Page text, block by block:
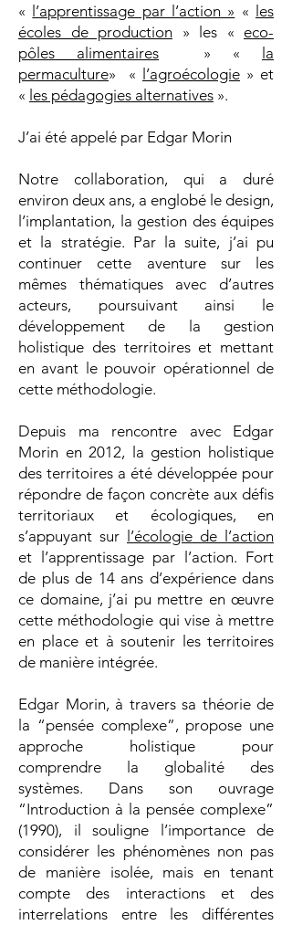
«
l’apprentissage par l’action » «
les
écoles de production » les « eco-
pôles alimentaires » «
la
permaculture» « l’agroécologie » et
« les pédagogies alternatives ».
J’ai été appelé par Edgar Morin
Notre collaboration, qui a duré
environ deux ans, a englobé le design,
l’implantation, la gestion des équipes
et la stratégie. Par la suite, j’ai pu
continuer cette aventure sur les
mêmes thématiques avec d’autres
acteurs, poursuivant ainsi le
développement de la gestion
holistique des territoires et mettant
en avant le pouvoir opérationnel de
cette méthodologie.
Depuis ma rencontre avec Edgar
Morin en 2012, la gestion holistique
des territoires a été développée pour
répondre de façon concrète aux défis
territoriaux et écologiques, en
s’appuyant sur
l’écologie de l’action
et l’apprentissage par l’action. Fort
de plus de 14 ans d’expérience dans
ce domaine, j’ai pu mettre en œuvre
cette méthodologie qui vise à mettre
en place et à soutenir les territoires
de manière intégrée.
Edgar Morin, à travers sa théorie de
la “pensée complexe”, propose une
approche holistique pour
comprendre la globalité des
systèmes. Dans son ouvrage
“Introduction à la pensée complexe”
(1990), il souligne l’importance de
considérer les phénomènes non pas
de manière isolée, mais en tenant
compte des interactions et des
interrelations entre les différentes